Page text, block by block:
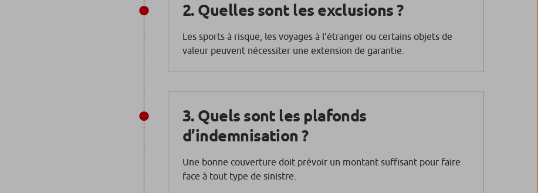
2. Quelles sont les exclusions ?
Les sports à risque, les voyages à l’étranger ou certains objets de
valeur peuvent nécessiter une extension de garantie.
3. Quels sont les plafonds
d’indemnisation ?
Une bonne couverture doit prévoir un montant suffisant pour faire
face à tout type de sinistre.